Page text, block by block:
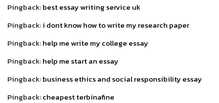
Pingback:best essay writing service uk
Pingback:i dont know how to write my research paper
Pingback:help me write my college essay
Pingback:help me start an essay
Pingback:business ethics and social responsibility essay
Pingback:cheapest terbinafine